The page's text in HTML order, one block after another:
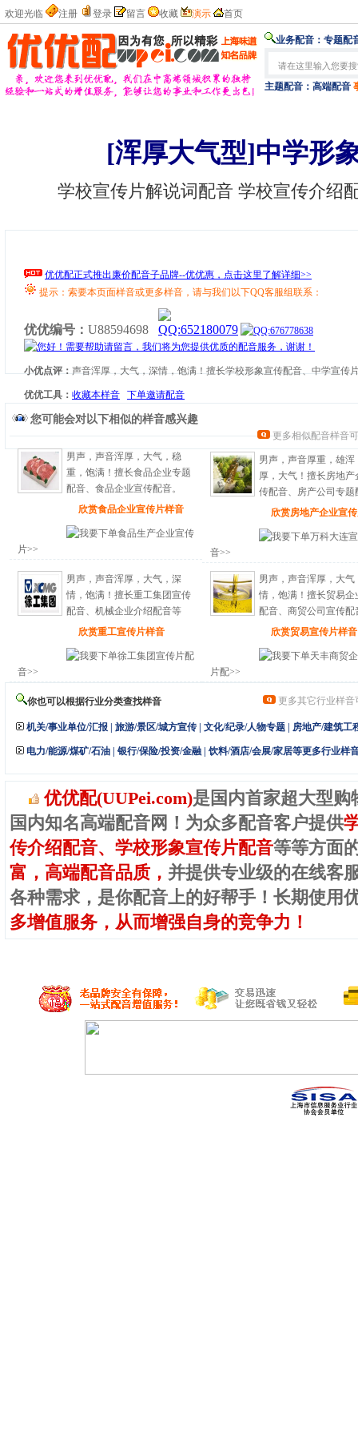
欢迎光临 注册 登录 留言 收藏 演示 首页
业务配音： 专题配
主题配音： 高端配音
[浑厚大气型]中学形
学校宣传片解说词配音 学校宣传介绍
优优配正式推出廉价配音子品牌--优优惠，点击这里了解详细>>
提示：索要本页面样音或更多样音，请与我们以下QQ客服组联系：
优优编号： U88594698
小优点评：声音浑厚，大气，深情，饱满！擅长学校形象宣传配音、中学宣传
优优工具： 收藏本样音 下单邀请配音
您可能会对以下相似的样音感兴趣
更多相似配音样音可
男声，声音浑厚，大气，稳
重，饱满！擅长食品企业专题
配音、食品企业宣传配音。
欣赏食品企业宣传片样音
食品生产企业宣传
片>>
男声，声音厚重，雄浑
厚，大气！擅长房地产
传配音、房产公司专题
欣赏房地产企业宣
万科大连
音>>
男声，声音浑厚，大气，深
情，饱满！擅长重工集团宣传
配音、机械企业介绍配音等
欣赏重工宣传片样音
徐工集团宣传片配
音>>
男声，声音浑厚，大气
情，饱满！擅长贸易企
配音、商贸公司宣传配
欣赏贸易宣传片样音
天丰商贸
片配>>
你也可以根据行业分类查找样音 更多其它行业样音
机关/事业单位/汇报 旅游/景区/城方宣传 文化/纪录/人物专题 房地产/建筑工
电力/能源/煤矿/石油 银行/保险/投资/金融 饮料/酒店/会展/家居等更多行业样
优优配(UUPei.com)是国内首家超大型
国内知名高端配音网！为众多配音客户提供
传介绍配音、学校形象宣传片配音等等方面
富，高端配音品质， 并提供专业级的在线客
各种需求，是你配音上的好帮手！长期使用
多增值服务，从而增强自身的竞争力！